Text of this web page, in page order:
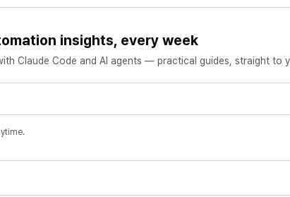
insights, every week
Claude Code and AI agents — practical guides, straight to